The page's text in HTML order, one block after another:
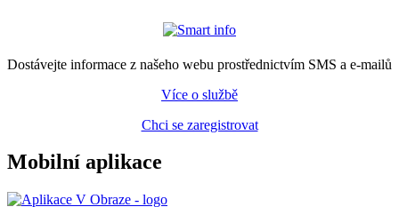
Dostávejte informace z našeho webu prostřednictvím SMS a e-mailů
Více o službě
Chci se zaregistrovat
Mobilní aplikace